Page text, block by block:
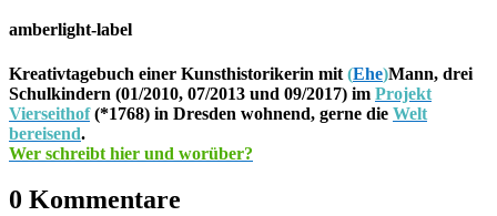
amberlight-label
Kreativtagebuch einer Kunsthistorikerin mit (Ehe)Mann, drei
Schulkindern (01/2010, 07/2013 und 09/2017) im Projekt
Vierseithof(*1768) in Dresden wohnend, gerne die Welt
bereisend.
Wer schreibt hier und worüber?
0 Kommentare